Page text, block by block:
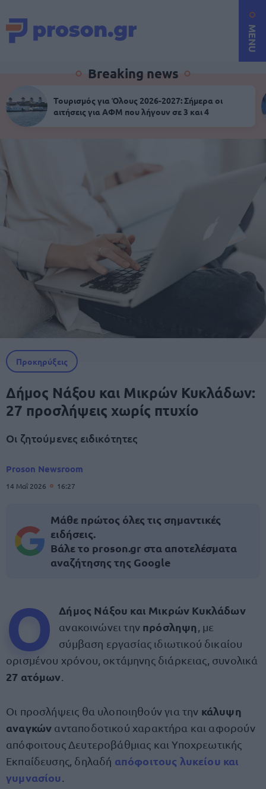
MENU
Breaking news
Τουρισμός για Όλους 2026-2027: Σήμερα οι
αιτήσεις για ΑΦΜ που λήγουν σε 3 και 4
Προκηρύξεις
Δήμος Νάξου και Μικρών Κυκλάδων:
27 προσλήψεις χωρίς πτυχίο
Οι ζητούμενες ειδικότητες
Proson Newsroom
14 Μαΐ 2026 16:27
Μάθε πρώτος όλες τις σημαντικές
ειδήσεις.
Βάλε το proson.gr στα αποτελέσματα
αναζήτησης της Google
Ο Δήμος Νάξου και Μικρών Κυκλάδων
ανακοινώνει την πρόσληψη , με
σύμβαση εργασίας ιδιωτικού δικαίου
ορισμένου χρόνου, οκτάμηνης διάρκειας, συνολικά
27 ατόμων
Οι προσλήψεις θα υλοποιηθούν για την κάλυψη
αναγκών ανταποδοτικού χαρακτήρα και αφορούν
απόφοιτους Δευτεροβάθμιας και Υποχρεωτικής
Εκπαίδευσης, δηλαδή απόφοιτους λυκείου και
γυμνασίου